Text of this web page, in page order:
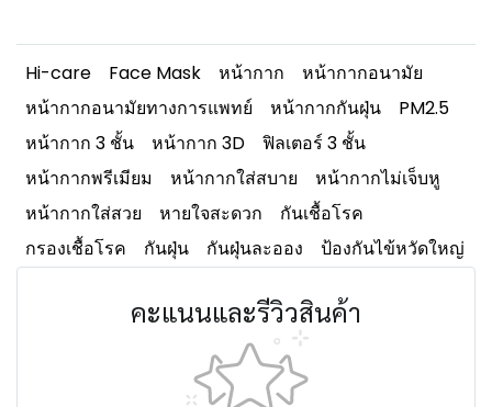
Hi-care Face Mask หน้ากาก
หน้ากากอนามัย
หน้ากากอนามัยทางการแพทย์
หน้ากากกันฝุ่น
PM2.5
หน้ากาก 3 ชั้น
หน้ากาก 3D
ฟิลเตอร์ 3 ชั้น
หน้ากากพรีเมียม
หน้ากากใส่สบาย
หน้ากากไม่เจ็บหู
หน้ากากใส่สวย
หายใจสะดวก
กันเชื้อโรค
กรองเชื้อโรค
กันฝุ่น กันฝุ่นละออง ป้องกันไข้หวัดใหญ่
คะแนนและรีวิวสินค้า